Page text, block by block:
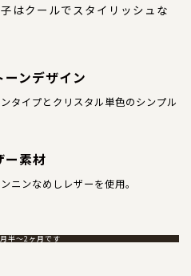
はクールでスタイリッシュな
ーンデザイン
タイプとクリスタル単色のシンプル
ー素材
ニンなめしレザーを使用。
半～2ヶ月です